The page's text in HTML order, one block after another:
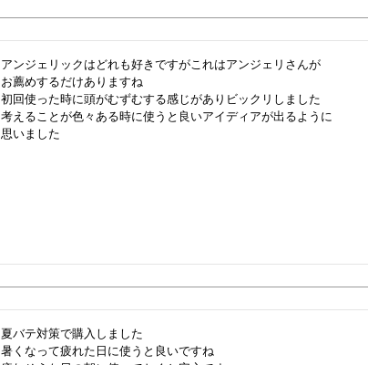
アンジェリックはどれも好きですがこれはアンジェリさんが
お薦めするだけありますね
初回使った時に頭がむずむする感じがありビックリしました
考えることが色々ある時に使うと良いアイディアが出るように
夏バテ対策で購入しました
暑くなって疲れた日に使うと良いですね